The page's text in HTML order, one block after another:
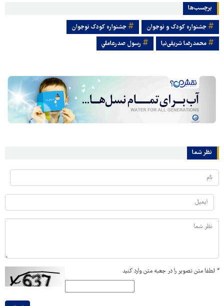
برچسب‌ها
جشنواره کودک و نوجوان
جشنواره کودک نوجوان
محمدرضا شریفی‌نیا
رسول صدرعاملي
نظر شما
* لطفا متن تصویر را در جعبه متن وارد کنید